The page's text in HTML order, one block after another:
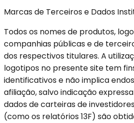
Marcas de Terceiros e Dados
Todos os nomes de produtos,
companhias públicas e de
dos respectivos titulares. A
logotipos no presente site tem
identificativos e não implica
afiliação, salvo indicação
dados de carteiras de
(como os relatórios 13F) são